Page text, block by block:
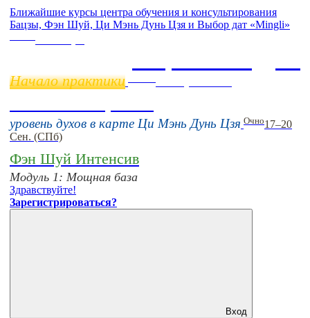
Ближайшие курсы центра обучения и консультирования
Бацзы, Фэн Шуй, Ци Мэнь Дунь Цзя и Выбор дат «Mingli»
Начало практики
уровень духов в карте Ци Мэнь Дунь Цзя Очно17–20
Сен. (СПб)
Фэн Шуй Интенсив
Модуль 1: Мощная база
Здравствуйте!
Зарегистрироваться?
Вход